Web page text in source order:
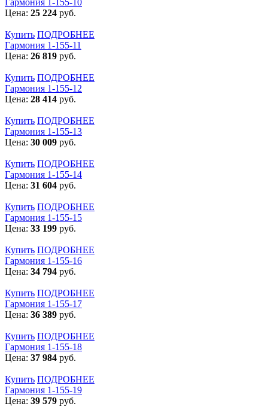
Гармония 1-155-10
Цена: 25 224 руб.
Купить ПОДРОБНЕЕ
Гармония 1-155-11
Цена: 26 819 руб.
Купить ПОДРОБНЕЕ
Гармония 1-155-12
Цена: 28 414 руб.
Купить ПОДРОБНЕЕ
Гармония 1-155-13
Цена: 30 009 руб.
Купить ПОДРОБНЕЕ
Гармония 1-155-14
Цена: 31 604 руб.
Купить ПОДРОБНЕЕ
Гармония 1-155-15
Цена: 33 199 руб.
Купить ПОДРОБНЕЕ
Гармония 1-155-16
Цена: 34 794 руб.
Купить ПОДРОБНЕЕ
Гармония 1-155-17
Цена: 36 389 руб.
Купить ПОДРОБНЕЕ
Гармония 1-155-18
Цена: 37 984 руб.
Купить ПОДРОБНЕЕ
Гармония 1-155-19
Цена: 39 579 руб.